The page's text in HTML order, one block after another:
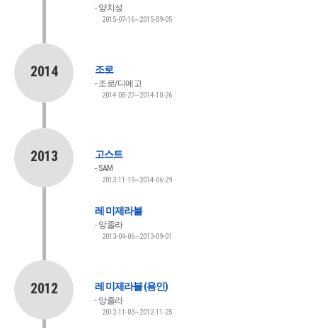
양치성
2015-07-16~2015-09-05
2014 조로
조로/디에고
2014-08-27~2014-10-26
2013 고스트
SAM
2013-11-19~2014-06-29
레 미제라블
앙졸라
2013-04-06~2013-09-01
2012 레 미제라블 (용인)
앙졸라
2012-11-03~2012-11-25